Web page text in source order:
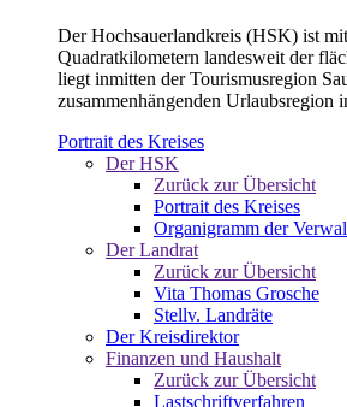
Der Hochsauerlandkreis (HSK) ist
Quadratkilometern landesweit der
liegt inmitten der Tourismusregion
zusammenhängenden Urlaubsregion
Portrait des Kreises
Der HSK
Zurück zur Übersicht
Portrait des Kreises
Organigramm der
Der Landrat
Zurück zur Übersicht
Vita Thomas Grosche
Stellv. Landräte
Der Kreisdirektor
Finanzen und Haushalt
Zurück zur Übersicht
Lastschriftverfahren